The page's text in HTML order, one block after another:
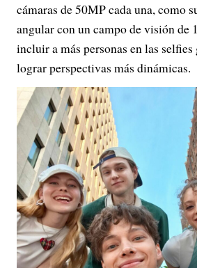
cámaras de 50MP cada una, como
angular con un campo de visión de
incluir a más personas en las
lograr perspectivas más dinámicas.